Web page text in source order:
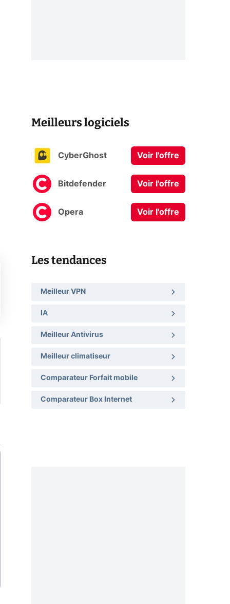
Meilleurs logiciels
CyberGhost Voir l'offre
Bitdefender Voir l'offre
Opera Voir l'offre
Les tendances
Meilleur VPN
IA
Meilleur Antivirus
Meilleur climatiseur
Comparateur Forfait mobile
Comparateur Box Internet